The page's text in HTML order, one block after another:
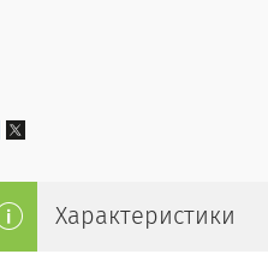
Характеристики